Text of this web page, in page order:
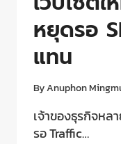
หยุดรอ
แทน
ByAnuphon
เจ้าของธุรกิจหล
รอ Traffic…